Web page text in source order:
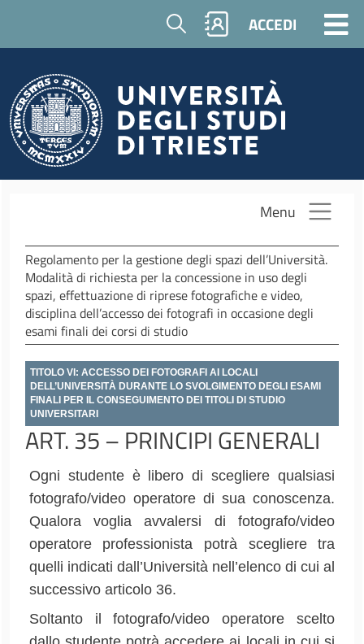
Salta al contenuto principale
Cerca ACCEDI
Menu
Regolamento per la gestione degli spazi dell’Università.
Modalità di richiesta per la concessione in uso degli
spazi, effettuazione di riprese fotografiche e video,
disciplina dell’accesso dei fotografi in occasione degli
esami finali dei corsi di studio
TITOLO VI: ACCESSO DEI FOTOGRAFI AI LOCALI
DELL’UNIVERSITÀ DURANTE LO SVOLGIMENTO DEGLI ESAMI
FINALI PER IL CONSEGUIMENTO DEI TITOLI DI STUDIO
UNIVERSITARI
ART. 35 – PRINCIPI GENERALI
Ogni studente è libero di scegliere qualsiasi
fotografo/video operatore di sua conoscenza.
Qualora voglia avvalersi di fotografo/video
operatore professionista potrà scegliere tra
quelli indicati dall’Università nell’elenco di cui al
successivo articolo 36.
Soltanto il fotografo/video operatore scelto